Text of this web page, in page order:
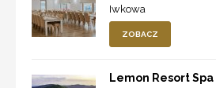
Iwkowa
ZOBACZ
Lemon Resort Spa